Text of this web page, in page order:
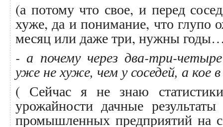
(а потому что свое, и перед
хуже, да и понимание, что глупо
месяц или даже три, нужны
- а почему через два-три-
уже не хуже, чем у соседей, а кое
( Сейчас я не знаю
урожайности дачные
промышленных предприятий на